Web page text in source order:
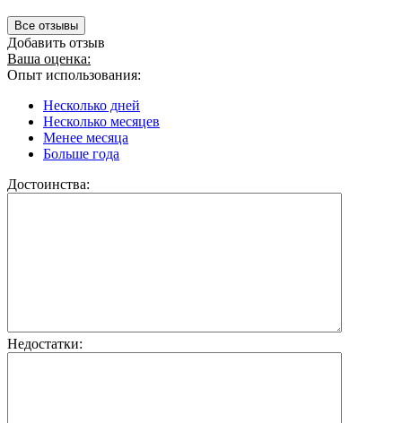
Все отзывы
Добавить отзыв
Ваша оценка:
Опыт использования:
Несколько дней
Несколько месяцев
Менее месяца
Больше года
Достоинства:
Недостатки: